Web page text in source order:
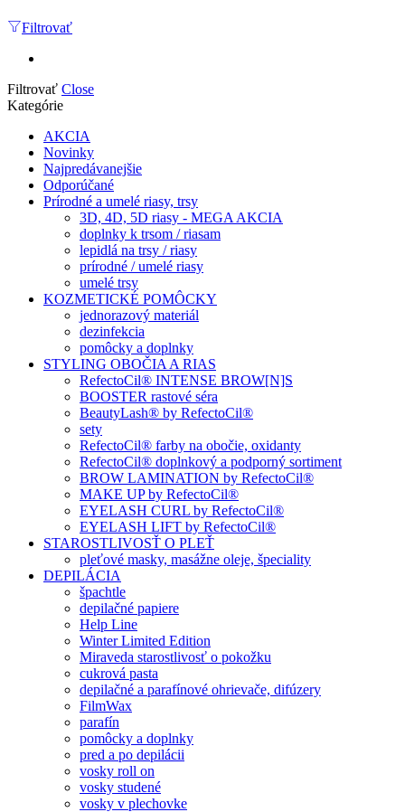
Filtrovať
Filtrovať Close
Kategórie
AKCIA
Novinky
Najpredávanejšie
Odporúčané
Prírodné a umelé riasy, trsy
3D, 4D, 5D riasy - MEGA AKCIA
doplnky k trsom / riasam
lepidlá na trsy / riasy
prírodné / umelé riasy
umelé trsy
KOZMETICKÉ POMÔCKY
jednorazový materiál
dezinfekcia
pomôcky a doplnky
STYLING OBOČIA A RIAS
RefectoCil® INTENSE BROW[N]S
BOOSTER rastové séra
BeautyLash® by RefectoCil®
sety
RefectoCil® farby na obočie, oxidanty
RefectoCil® doplnkový a podporný sortiment
BROW LAMINATION by RefectoCil®
MAKE UP by RefectoCil®
EYELASH CURL by RefectoCil®
EYELASH LIFT by RefectoCil®
STAROSTLIVOSŤ O PLEŤ
pleťové masky, masážne oleje, špeciality
DEPILÁCIA
špachtle
depilačné papiere
Help Line
Winter Limited Edition
Miraveda starostlivosť o pokožku
cukrová pasta
depilačné a parafínové ohrievače, difúzery
FilmWax
parafín
pomôcky a doplnky
pred a po depilácii
vosky roll on
vosky studené
vosky v plechovke